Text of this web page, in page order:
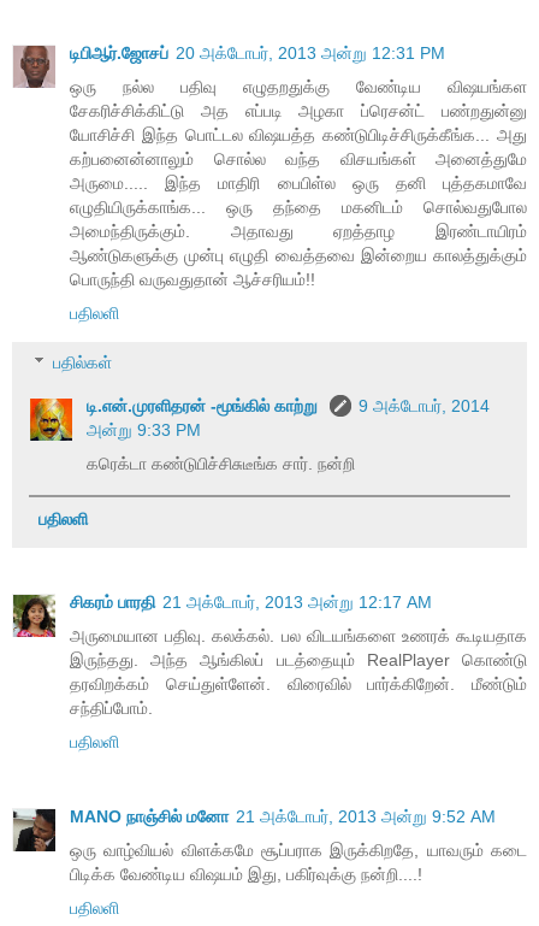
டிபிஆர்.ஜோசப் 20 அக்டோபர், 2013 அன்று 12:31 PM
ஒரு நல்ல பதிவு எழுதறதுக்கு வேண்டிய விஷயங்கள
சேகரிச்சிக்கிட்டு அத எப்படி அழகா ப்ரெசன்ட் பண்றதுன்னு
யோசிச்சி இந்த பொட்டல விஷயத்த கண்டுபிடிச்சிருக்கீங்க... அது
கற்பனைன்னாலும் சொல்ல வந்த விசயங்கள் அனைத்துமே
அருமை..... இந்த மாதிரி பைபிள்ல ஒரு தனி புத்தகமாவே
எழுதியிருக்காங்க... ஒரு தந்தை மகனிடம் சொல்வதுபோல
அமைந்திருக்கும். அதாவது ஏறத்தாழ இரண்டாயிரம்
ஆண்டுகளுக்கு முன்பு எழுதி வைத்தவை இன்றைய காலத்துக்கும்
பொருந்தி வருவதுதான் ஆச்சரியம்!!
பதிலளி
பதில்கள்
டி.என்.முரளிதரன் -மூங்கில் காற்று
9 அக்டோபர், 2014
அன்று 9:33 PM
கரெக்டா கண்டுபிச்சிசுடீங்க சார். நன்றி
பதிலளி
சிகரம் பாரதி 21 அக்டோபர், 2013 அன்று 12:17 AM
அருமையான பதிவு. கலக்கல். பல விடயங்களை உணரக் கூடியதாக
இருந்தது. அந்த ஆங்கிலப் படத்தையும் RealPlayer கொண்டு
தரவிறக்கம் செய்துள்ளேன். விரைவில் பார்க்கிறேன். மீண்டும்
சந்திப்போம்.
பதிலளி
MANO நாஞ்சில் மனோ 21 அக்டோபர், 2013 அன்று 9:52 AM
ஒரு வாழ்வியல் விளக்கமே சூப்பராக இருக்கிறதே, யாவரும் கடை
பிடிக்க வேண்டிய விஷயம் இது, பகிர்வுக்கு நன்றி....!
பதிலளி